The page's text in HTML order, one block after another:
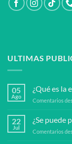
ULTIMAS
05
Ago
¿Qué es la
Comentarios
22
Jul
¿Se puede
Comentarios